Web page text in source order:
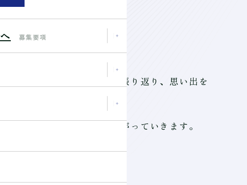
募集要項
行いました。
書が手渡されました。
とともに在学中の日々を振り返り、思い出を
ら進む新たな道へとつながっていきます。
っています。